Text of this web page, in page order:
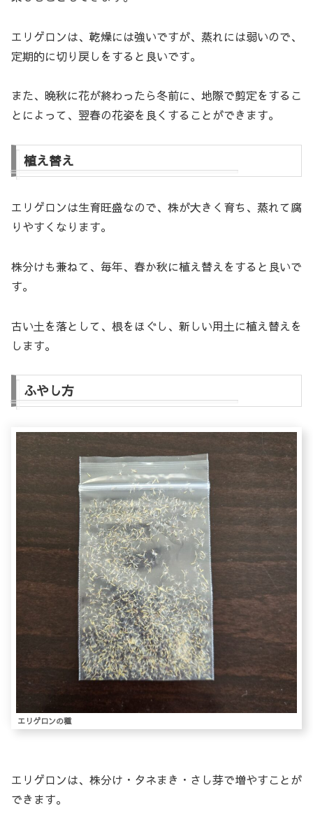
エリゲロンは、乾燥には強いですが、蒸れには弱いので、
定期的に切り戻しをすると良いです。
また、晩秋に花が終わったら冬前に、地際で剪定をするこ
とによって、翌春の花姿を良くすることができます。
植え替え
エリゲロンは生育旺盛なので、株が大きく育ち、蒸れて腐
りやすくなります。
株分けも兼ねて、毎年、春か秋に植え替えをすると良いで
す。
古い土を落として、根をほぐし、新しい用土に植え替えを
します。
ふやし方
エリゲロンの種
エリゲロンは、株分け・タネまき・さし芽で増やすことが
できます。